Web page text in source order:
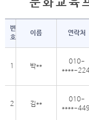
문화교육
번
호
이름 연락처
1 박**
010-
****-
2 김**
010-
****-